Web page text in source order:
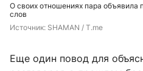
О своих отношениях пара объявила
слов
Источник: SHAMAN / T.me
Еще один повод для